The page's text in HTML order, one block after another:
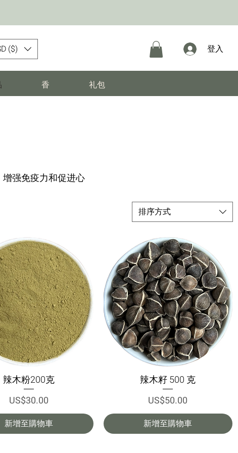
($) 登入
香 礼包
强免疫力和促进心
排序方式
快速瀏覽
辣木粉200克
價格
US$30.00
新增至購物車
快速瀏覽
辣木籽 500 克
價格
US$50.00
新增至購物車